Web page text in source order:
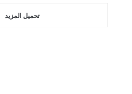
تحميل المزيد